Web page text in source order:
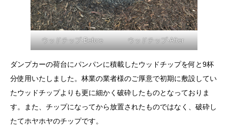
ウッドチップ-Before ウッドチップ-After
ダンプカーの荷台にパンパンに積載したウッドチップを何と9杯
分使用いたしました。林業の業者様のご厚意で初期に敷設してい
たウッドチップよりも更に細かく破砕したものとなっておりま
す。また、チップになってから放置されたものではなく、破砕し
たてホヤホヤのチップです。